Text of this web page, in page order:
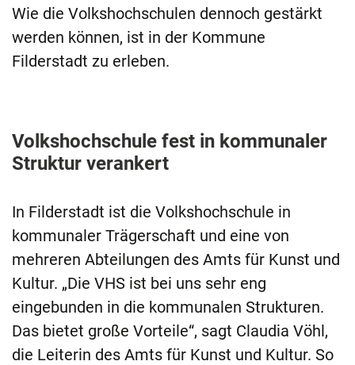
Wie die Volkshochschulen dennoch gestärkt
werden können, ist in der Kommune
Filderstadt zu erleben.
Volkshochschule fest in kommunaler
Struktur verankert
In Filderstadt ist die Volkshochschule in
kommunaler Trägerschaft und eine von
mehreren Abteilungen des Amts für Kunst und
Kultur. „Die VHS ist bei uns sehr eng
eingebunden in die kommunalen Strukturen.
Das bietet große Vorteile“, sagt Claudia Vöhl,
die Leiterin des Amts für Kunst und Kultur. So